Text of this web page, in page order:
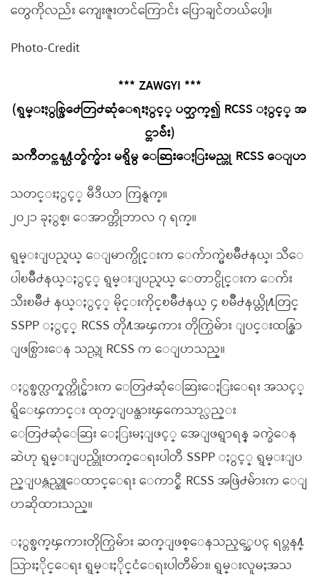
တွေကိုလည်း ကျေးဇူးတင်ကြောင်း ပြောချင်တယ်ပေါ့။
Photo-Credit
*** ZAWGYI ***
(ရွမ္းႏွစ္ဖြဲ႕ေတြ႕ဆုံေရးႏွင့္ ပတ္သက္၍ RCSS ႏွင့္ အ
င္တာဗ်ဴး)
ႀကိဳတင္ကန႔္သတ္ခ်က္မ်ား မရွိမွ ေဆြးေႏြးမည္ဟု RCSS ေျပာ
သတင္းႏွင့္ မီဒီယာ ကြန္ရက္။
၂၀၂၁ ခုႏွစ္၊ ေအာက္တိုဘာလ ၇ ရက္။
ရွမ္းျပည္နယ္ ေျမာက္ပိုင္းက ေက်ာက္မဲၿမိဳ႕နယ္၊ သီေ
ပါၿမိဳ႕နယ္ႏွင့္ ရွမ္းျပည္နယ္ ေတာင္ပိုင္းက ေက်း
သီးၿမိဳ႕ နယ္ႏွင့္ မိုင္းကိုင္ၿမိဳ႕နယ္ ၄ ၿမိဳ႕နယ္တို႔တြင္
SSPP ႏွင့္ RCSS တို႔အၾကား တိုက္ပြဲမ်ား ျပင္းထန္စြာ
ျဖစ္ပြားေန သည္ဟု RCSS က ေျပာသည္။
ႏွစ္ဖက္လက္နက္ကိုင္မ်ားက ေတြ႕ဆုံေဆြးေႏြးေရး အသင့္
ရွိေၾကာင္း ထုတ္ျပန္ထားၾကေသာ္လည္း
ေတြ႕ဆုံေဆြး ေႏြးမႈျဖင့္ အေျဖရွာရန္ ခက္ခဲေန
ဆဲဟု ရွမ္းျပည္တိုးတက္ေရးပါတီ SSPP ႏွင့္ ရွမ္းျပ
ည္ျပန္လည္ထူေထာင္ေရး ေကာင္စီ RCSS အဖြဲ႕မ်ားက ေျ
ပာဆိုထားသည္။
ႏွစ္ဖက္ၾကားတိုက္ပြဲမ်ား ဆက္ျဖစ္ေနသည့္အေပၚ ရပ္တန႔္
သြားႏိုင္ေရး ရွမ္းႏိုင္ငံေရးပါတီမ်ား၊ ရွမ္းလူမႈအသ